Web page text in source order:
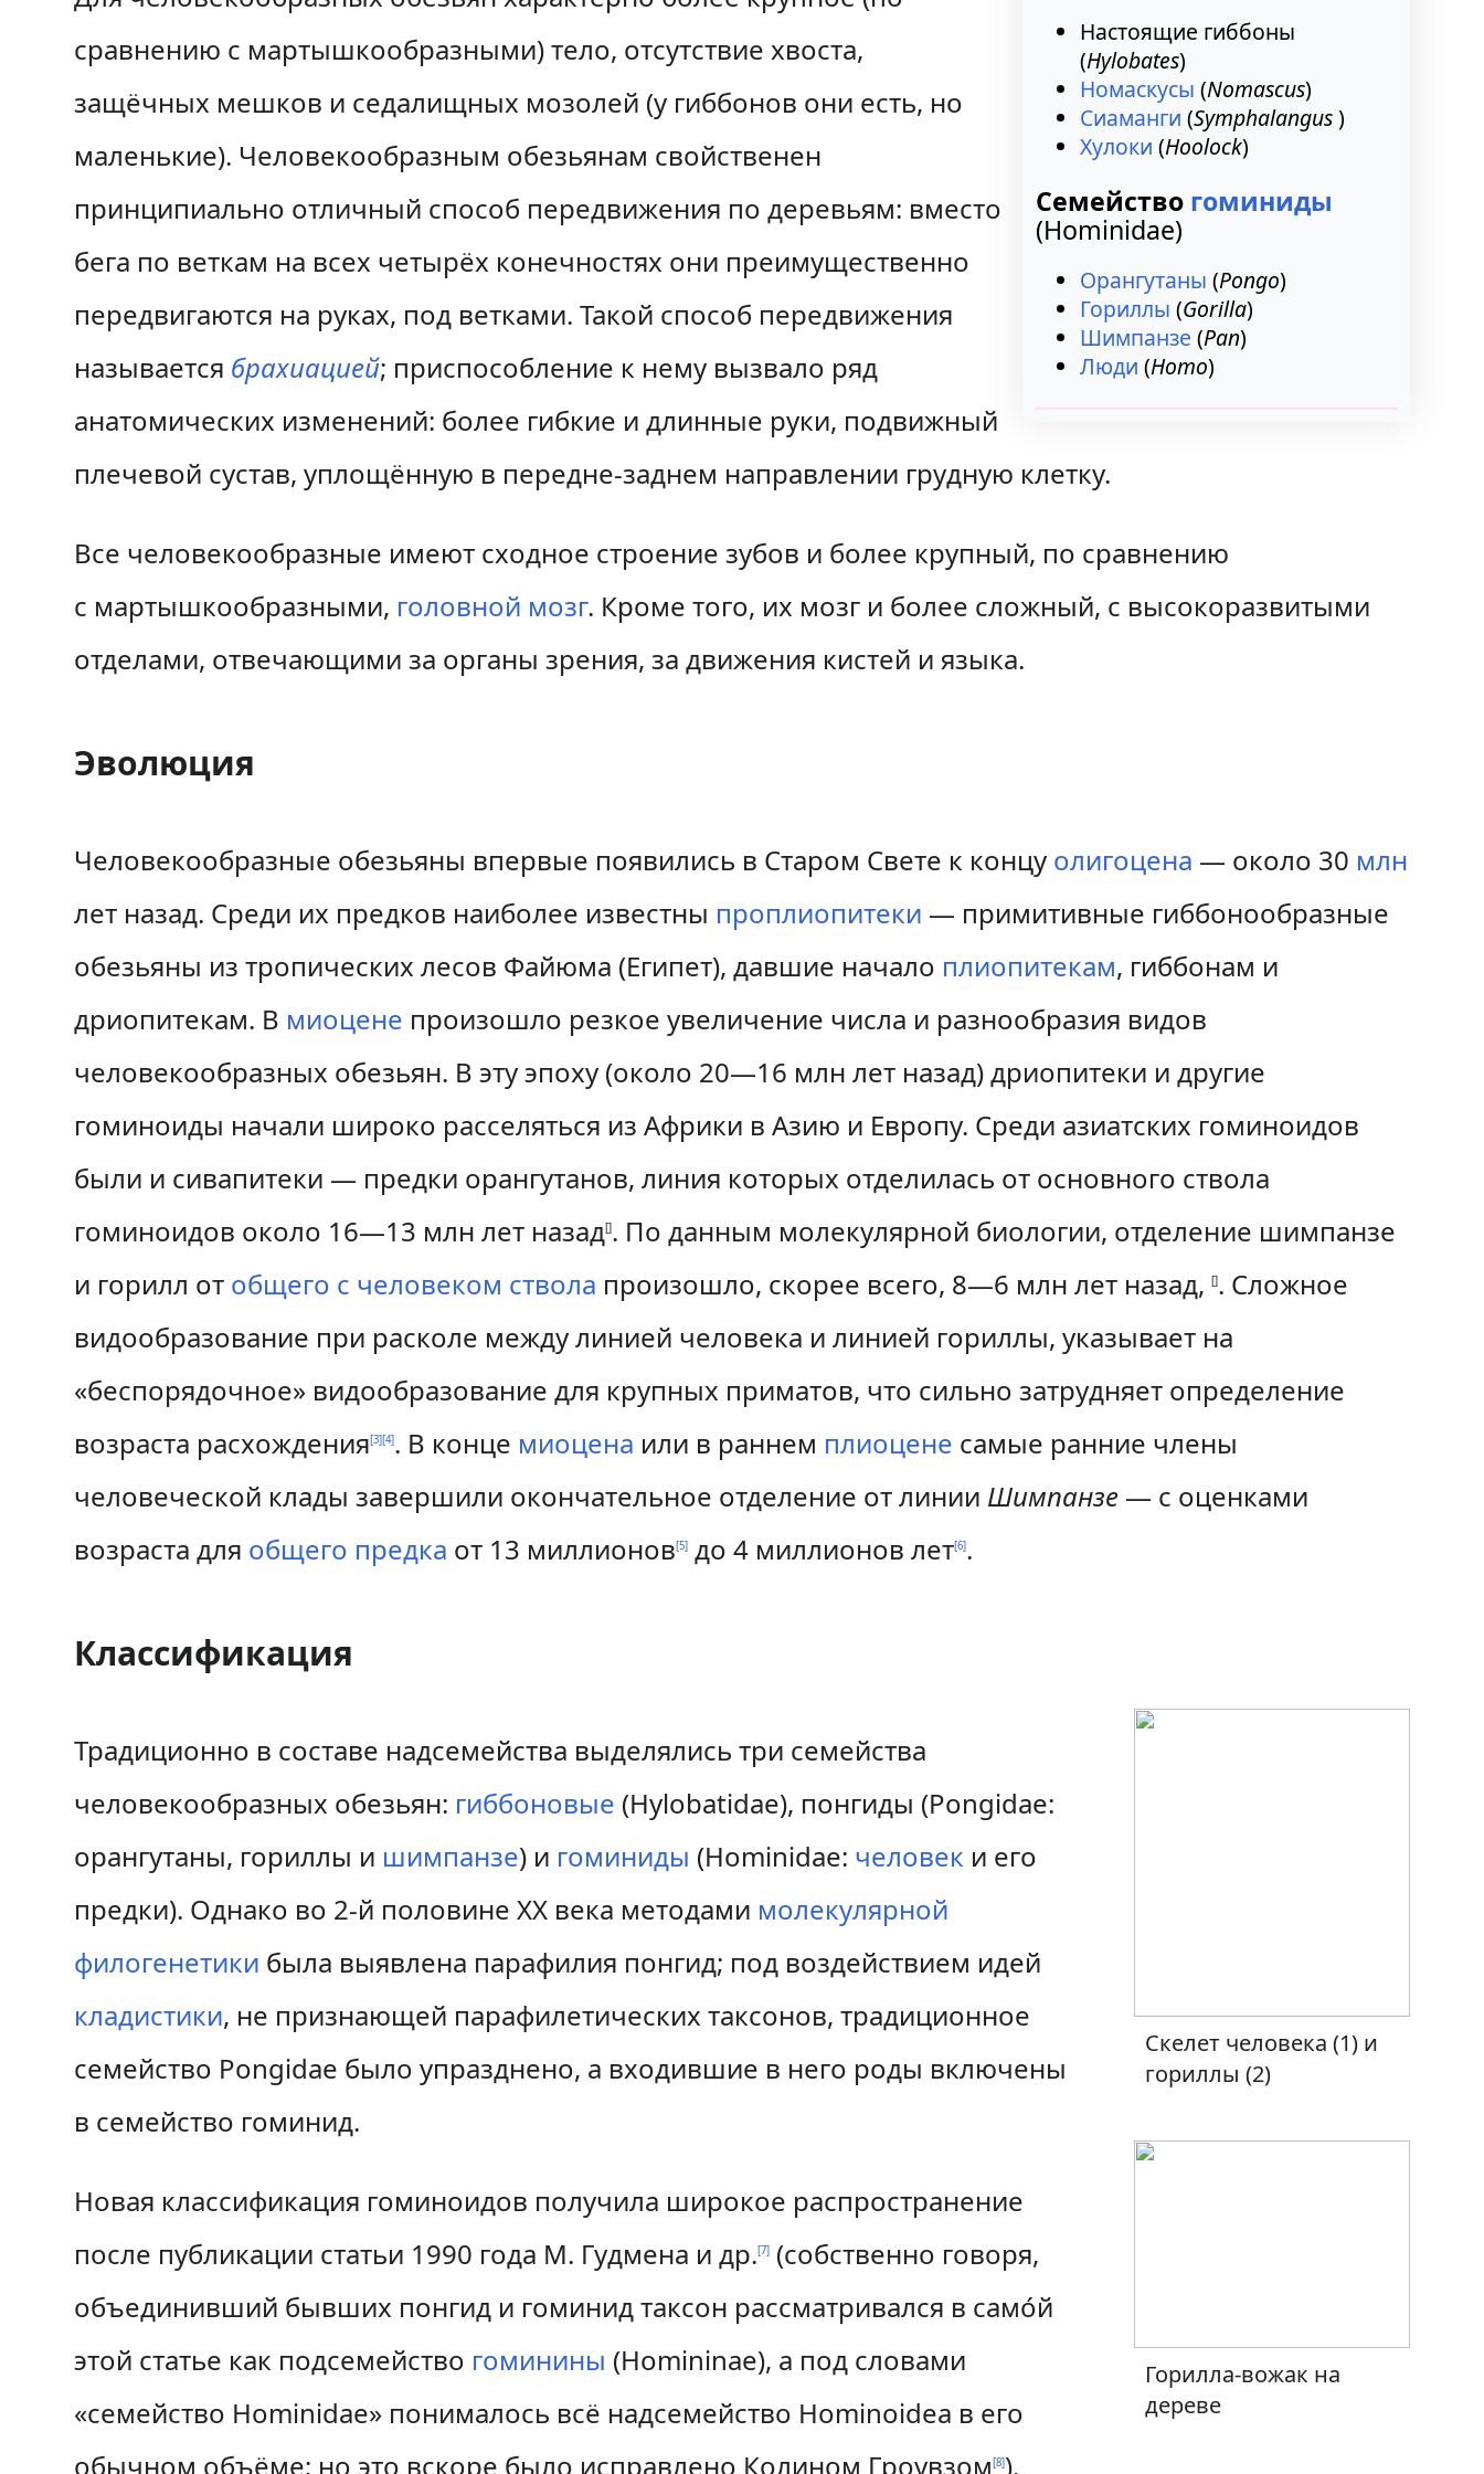
Настоящие гиббоны
(Hylobates)
Номаскусы (Nomascus)
Сиаманги (Symphalangus)
Хулоки (Hoolock)
Семейство гоминиды
(Hominidae)
Орангутаны (Pongo)
Гориллы (Gorilla)
Шимпанзе (Pan)
Люди (Homo)
сравнению с мартышкообразными) тело, отсутствие хвоста,
защёчных мешков и седалищных мозолей (у гиббонов они есть, но
маленькие). Человекообразным обезьянам свойственен
принципиально отличный способ передвижения по деревьям: вместо
бега по веткам на всех четырёх конечностях они преимущественно
передвигаются на руках, под ветками. Такой способ передвижения
называется брахиацией; приспособление к нему вызвало ряд
анатомических изменений: более гибкие и длинные руки, подвижный
плечевой сустав, уплощённую в передне-заднем направлении грудную клетку.
Все человекообразные имеют сходное строение зубов и более крупный, по сравнению
с мартышкообразными, головной мозг. Кроме того, их мозг и более сложный, с высокоразвитыми
отделами, отвечающими за органы зрения, за движения кистей и языка.
Эволюция
Человекообразные обезьяны впервые появились в Старом Свете к концу олигоцена — около 30 млн
лет назад. Среди их предков наиболее известны проплиопитеки — примитивные гиббонообразные
обезьяны из тропических лесов Файюма (Египет), давшие начало плиопитекам, гиббонам и
дриопитекам. В миоцене произошло резкое увеличение числа и разнообразия видов
человекообразных обезьян. В эту эпоху (около 20—16 млн лет назад) дриопитеки и другие
гоминоиды начали широко расселяться из Африки в Азию и Европу. Среди азиатских гоминоидов
были и сивапитеки — предки орангутанов, линия которых отделилась от основного ствола
гоминоидов около 16—13 млн лет назад[]. По данным молекулярной биологии, отделение шимпанзе
и горилл от общего с человеком ствола произошло, скорее всего, 8—6 млн лет назад,[]. Сложное
видообразование при расколе между линией человека и линией гориллы, указывает на
«беспорядочное» видообразование для крупных приматов, что сильно затрудняет определение
возраста расхождения[3][4]. В конце миоцена или в раннем плиоцене самые ранние члены
человеческой клады завершили окончательное отделение от линии Шимпанзе — с оценками
возраста для общего предка от 13 миллионов[5] до 4 миллионов лет[6].
Классификация
Скелет человека (1) и
гориллы (2)
Горилла-вожак на
дереве
Традиционно в составе надсемейства выделялись три семейства
человекообразных обезьян: гиббоновые (Hylobatidae), понгиды (Pongidae:
орангутаны, гориллы и шимпанзе) и гоминиды (Hominidae: человек и его
предки). Однако во 2-й половине XX века методами молекулярной
филогенетики была выявлена парафилия понгид; под воздействием идей
кладистики, не признающей парафилетических таксонов, традиционное
семейство Pongidae было упразднено, а входившие в него роды включены
в семейство гоминид.
Новая классификация гоминоидов получила широкое распространение
после публикации статьи 1990 года М. Гудмена и др.[7] (собственно говоря,
объединивший бывших понгид и гоминид таксон рассматривался в само́й
этой статье как подсемейство гоминины (Homininae), а под словами
«семейство Hominidae» понималось всё надсемейство Hominoidea в его
обычном объёме; но это вскоре было исправлено Колином Гроувзом[8]).